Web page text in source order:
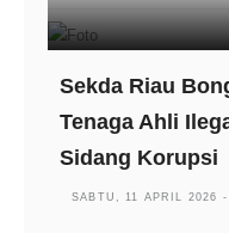
Sekda Riau
Tenaga Ahli
Sidang Korupsi
SABTU, 11 APRIL 2026